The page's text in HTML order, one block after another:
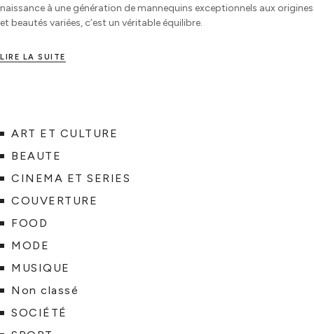
naissance à une génération de mannequins exceptionnels aux origines
et beautés variées, c’est un véritable équilibre.
LIRE LA SUITE
ART ET CULTURE
BEAUTE
CINEMA ET SERIES
COUVERTURE
FOOD
MODE
MUSIQUE
Non classé
SOCIÉTÉ